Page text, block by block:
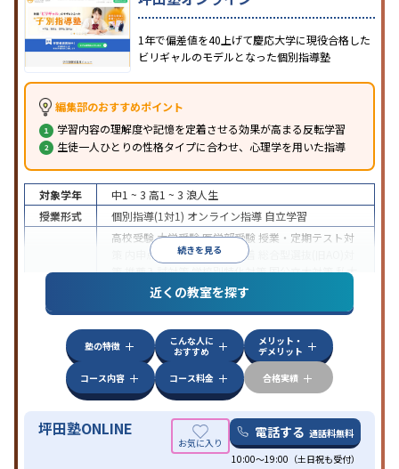
1年で偏差値を40上げて慶応大学に現役合格した
ビリギャルのモデルとなった個別指導塾
編集部のおすすめポイント
学習内容の理解度や記憶を定着させる効果が高まる反転学習
生徒一人ひとりの性格タイプに合わせ、心理学を用いた指導
続きを見る
対象学年 中1 ~ 3 高1 ~ 3 浪人生
授業形式
個別指導(1対1) オンライン指導 自立学習
高校受験大学受験医学部受験 授業・定期テスト対
内申点対策学習習慣の定着
策推薦入試対策学校別特化対策国公立大対策私大
共通テスト対策英検(英語検定)対策
その
特徴
中高一貫校生に対応授業の振替可能 不登校生に対
学習にPC・タブレットを利用オンライン対応
科目から受講可能季節講習のみの受講可発達障害
の子どもに対応
近くの教室を探す
塾の特徴
こんな人に
おすすめ
メリット・
デメリット
コース内容
コース料金 合格実績
坪田塾ONLINE 電話する 通話料無料
10:00～19:00（土日祝も受付）